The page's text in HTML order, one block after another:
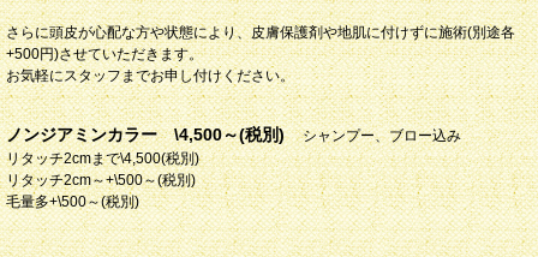
さらに頭皮が心配な方や状態により、皮膚保護剤や地肌に付けずに施術(別途各
+500円)させていただきます。
お気軽にスタッフまでお申し付けください。
ノンジアミンカラー \4,500～(税別)シャンプー、ブロー込み
リタッチ2cmまで\4,500(税別)
リタッチ2cm～+\500～(税別)
毛量多+\500～(税別)